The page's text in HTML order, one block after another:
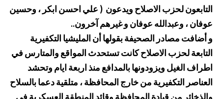
التابعون لحزب الاصلاح ويدعون ( علي احسن ابكر ، وحسين
عوفان ، وعبدالله عوفان و غيرهم آخرون..
و أضافت مصادر الصحيفة بقولها أن المليشيا التكفيرية
التابعة لحزب الاصلاح كانت تستحدث المواقع والمتارس في
اطراف الغيل ويزودونها بالمدافع منذ اربعة ايام وتحشد
العناصر التكفيرية من خارج المحافظة ، متلقية دعما بالسلاح
والذخائر من قيادة المحافظة وقائد المنطقة العسكرية في